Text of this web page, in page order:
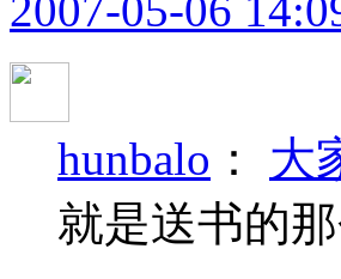
hunbalo ： 大
就是送书的那